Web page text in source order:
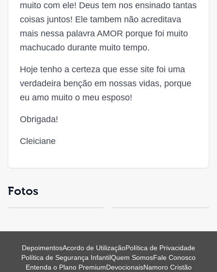
muito com ele! Deus tem nos ensinado tantas
coisas juntos! Ele tambem não acreditava
mais nessa palavra AMOR porque foi muito
machucado durante muito tempo.
Hoje tenho a certeza que esse site foi uma
verdadeira benção em nossas vidas, porque
eu amo muito o meu esposo!
Obrigada!
Cleiciane
Fotos
DepoimentosAcordo de UtilizaçãoPolítica de Privacidade
Política de Segurança InfantilQuem SomosFale Conosco
Entenda o Plano PremiumDevocionaisNamoro Cristão